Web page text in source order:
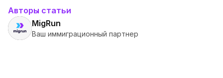
Авторы статьи
MigRun
Ваш иммиграционный партнер